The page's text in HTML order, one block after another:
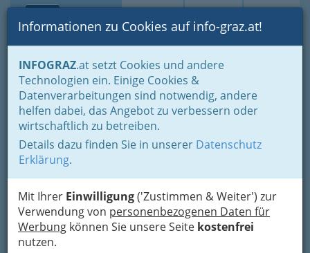
Suche Login Toggle
Informationen zu Cookies auf info-graz.at!
INFOGRAZ.at setzt Cookies und andere
Technologien ein. Einige Cookies &
Datenverarbeitungen sind notwendig, andere
helfen dabei, das Angebot zu verbessern oder
wirtschaftlich zu betreiben.
Details dazu finden Sie in unserer Datenschutz
Erklärung.
Mit Ihrer Einwilligung('Zustimmen & Weiter') zur
Verwendung von personenbezogenen Daten für
Werbung können Sie unsere Seite kostenfrei
nutzen.
Home Lebens-Guide Tierfreunde Tierschutz
Tierheim Adamhof
Murweg 9, 8472 Strass/ Stmk.
+43 664 350 34 39
Karte
Karte anzeigen